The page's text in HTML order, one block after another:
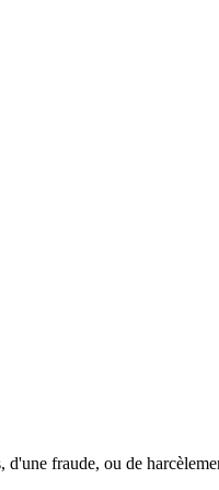
d'une fraude, ou de